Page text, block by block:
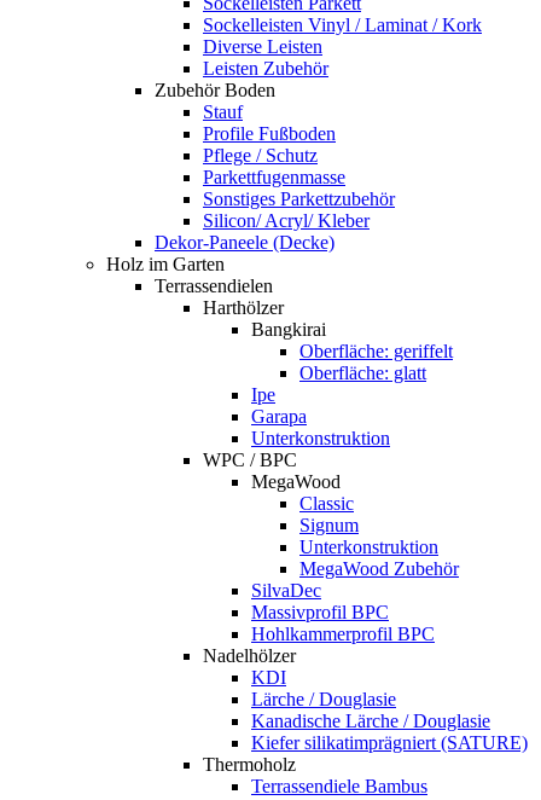
Sockelleisten Vinyl / Laminat / Kork
Diverse Leisten
Leisten Zubehör
Zubehör Boden
Stauf
Profile Fußboden
Pflege / Schutz
Parkettfugenmasse
Sonstiges Parkettzubehör
Silicon/ Acryl/ Kleber
Dekor-Paneele (Decke)
Holz im Garten
Terrassendielen
Harthölzer
Bangkirai
Oberfläche: geriffelt
Oberfläche: glatt
Ipe
Garapa
Unterkonstruktion
WPC / BPC
MegaWood
Classic
Signum
Unterkonstruktion
MegaWood Zubehör
SilvaDec
Massivprofil BPC
Hohlkammerprofil BPC
Nadelhölzer
KDI
Lärche / Douglasie
Kanadische Lärche / Douglasie
Kiefer silikatimprägniert (SATURE)
Thermoholz
Terrassendiele Bambus